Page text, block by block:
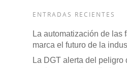
ENTRADAS RECIENTES
La automatización de las
marca el futuro de la
La DGT alerta del peligro